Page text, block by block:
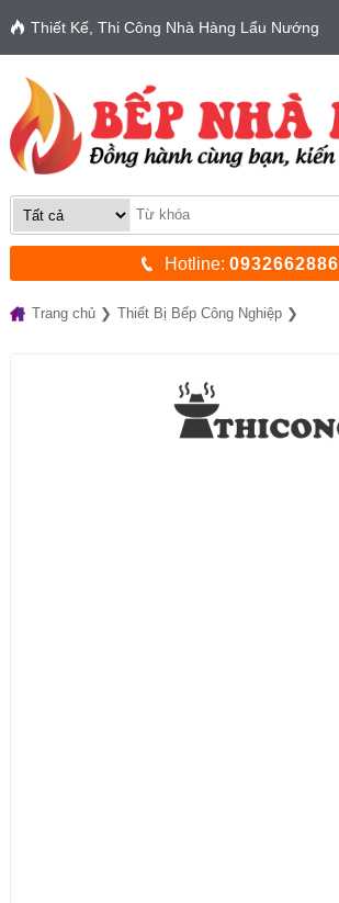
Thiết Kế, Thi Công Nhà Hàng Lẩu Nướng
Hotline:0932662886
Trang chủ Thiết Bị Bếp Công Nghiệp